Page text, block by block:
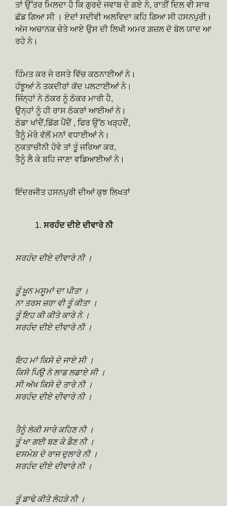
ਤਾਂ ਉੱਤਰ ਮਿਲਦਾ ਹੈ ਕਿ ਗੁਰਦੇ ਜਵਾਬ ਦੇ ਗਏ ਨੇ, ਰਾਤੀਂ ਦਿਲ ਵੀ ਸਾਥ
ਛੱਡ ਗਿਆ ਸੀ । ਏਦਾਂ ਸਦੀਵੀ ਅਲਵਿਦਾ ਕਹਿ ਗਿਆ ਸੀ ਹਸਨਪੁਰੀ।
ਅੱਜ ਅਚਾਨਕ ਚੇਤੇ ਆਏ ਉਸ ਦੀ ਲਿਖੀ ਅਮਰ ਗ਼ਜ਼ਲ ਦੋ ਬੋਲ ਯਾਦ ਆ
ਰਹੇ ਨੇ।
ਹਿੰਮਤ ਕਰ ਜੇ ਰਸਤੇ ਵਿੱਚ ਕਠਨਾਈਆਂ ਨੇ।
ਹੰਝੂਆਂ ਨੇ ਤਕਦੀਰਾਂ ਕੱਦ ਪਲਟਾਈਆਂ ਨੇ।
ਜਿੰਨ੍ਹਾਂ ਨੇ ਠੋਕਰ ਨੂੰ ਠੋਕਰ ਮਾਰੀ ਹੈ,
ਉਨ੍ਹਾਂ ਨੂੰ ਹੀ ਰਾਸ ਠੋਕਰਾਂ ਆਈਆਂ ਨੇ।
ਠੇਡਾ ਖਾਂਦੈਂ,ਡਿੱਗ ਪੈਂਦੈਂ , ਫਿਰ ਉੱਠ ਖੜ੍ਹਦੈਂ,
ਤੈਨੂੰ ਮੇਰੇ ਵੱਲੋਂ ਮਨਾਂ ਵਧਾਈਆਂ ਨੇ।
ਨੁਕਤਾਚੀਨੀ ਹੋਵੇ ਤਾਂ ਤੂੰ ਜਰਿਆ ਕਰ,
ਤੈਨੂੰ ਲੈ ਕੇ ਬਹਿ ਜਾਣਾ ਵਡਿਆਈਆਂ ਨੇ।
ਇੰਦਰਜੀਤ ਹਸਨਪੁਰੀ ਦੀਆਂ ਕੁਝ ਲਿਖਤਾਂ
ਸਰਹੰਦ ਦੀਏ ਦੀਵਾਰੇ ਨੀ
ਸਰਹੰਦ ਦੀਏ ਦੀਵਾਰੇ ਨੀ ।
ਤੂੰ ਖ਼ੂਨ ਮਸੂਮਾਂ ਦਾ ਪੀਤਾ ।
ਨਾ ਤਰਸ ਜ਼ਰਾ ਵੀ ਤੂੰ ਕੀਤਾ ।
ਤੂੰ ਇਹ ਕੀ ਕੀਤੇ ਕਾਰੇ ਨੇ ।
ਸਰਹੰਦ ਦੀਏ ਦੀਵਾਰੇ ਨੀ ।
ਇਹ ਮਾਂ ਕਿਸੇ ਦੇ ਜਾਏ ਸੀ ।
ਕਿਸੇ ਪਿਉ ਨੇ ਲਾਡ ਲਡਾਏ ਸੀ ।
ਸੀ ਅੱਖ ਕਿਸੇ ਦੇ ਤਾਰੇ ਨੀ ।
ਸਰਹੰਦ ਦੀਏ ਦੀਵਾਰੇ ਨੀ ।
ਤੈਨੂੰ ਲੋਕੀ ਸਾਰੇ ਕਹਿਣ ਨੀ ।
ਤੂੰ ਖਾ ਗਈ ਬਣ ਕੇ ਡੈਣ ਨੀ ।
ਦਸਮੇਸ਼ ਦੇ ਰਾਜ ਦੁਲਾਰੇ ਨੀ ।
ਸਰਹੰਦ ਦੀਏ ਦੀਵਾਰੇ ਨੀ ।
ਤੂੰ ਡਾਢੇ ਕੀਤੇ ਲੋਹੜੇ ਨੀ ।